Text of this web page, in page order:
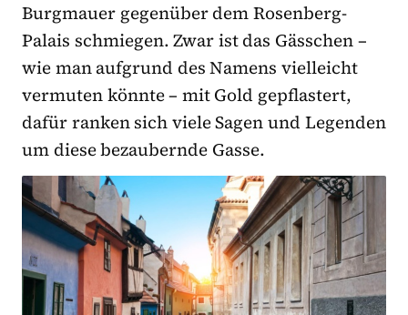
Burgmauer gegenüber dem Rosenberg-
Palais schmiegen. Zwar ist das Gässchen –
wie man aufgrund des Namens vielleicht
vermuten könnte – mit Gold gepflastert,
dafür ranken sich viele Sagen und Legenden
um diese bezaubernde Gasse.